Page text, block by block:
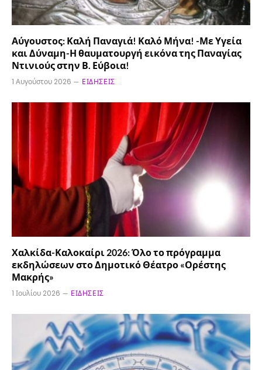
Αύγουστος: Καλή Παναγιά! Καλό Μήνα! -Με Υγεία
και Δύναμη-Η θαυματουργή εικόνα της Παναγίας
Ντινιούς στην Β. Εύβοια!
1 Αυγούστου 2026 ΕΙΔΉΣΕΙΣ
Χαλκίδα-Καλοκαίρι 2026: Όλο το πρόγραμμα
εκδηλώσεων στο Δημοτικό Θέατρο «Ορέστης
Μακρής»
1 Ιουλίου 2026 ΕΙΔΉΣΕΙΣ